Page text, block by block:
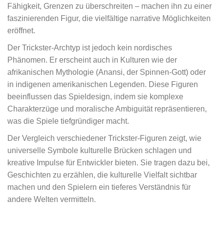
Fähigkeit, Grenzen zu überschreiten – machen ihn zu einer
faszinierenden Figur, die vielfältige narrative Möglichkeiten
eröffnet.
Der Trickster-Archtyp ist jedoch kein nordisches
Phänomen. Er erscheint auch in Kulturen wie der
afrikanischen Mythologie (Anansi, der Spinnen-Gott) oder
in indigenen amerikanischen Legenden. Diese Figuren
beeinflussen das Spieldesign, indem sie komplexe
Charakterzüge und moralische Ambiguität repräsentieren,
was die Spiele tiefgründiger macht.
Der Vergleich verschiedener Trickster-Figuren zeigt, wie
universelle Symbole kulturelle Brücken schlagen und
kreative Impulse für Entwickler bieten. Sie tragen dazu bei,
Geschichten zu erzählen, die kulturelle Vielfalt sichtbar
machen und den Spielern ein tieferes Verständnis für
andere Welten vermitteln.